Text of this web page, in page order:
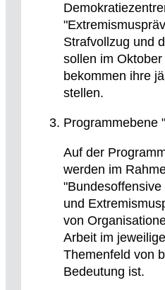
Strafvollzug und
sollen im
bekommen ihre
stellen.
Programmebene
Auf der
werden im
und
von
Arbeit im
Themenfeld von
Bedeutung ist.